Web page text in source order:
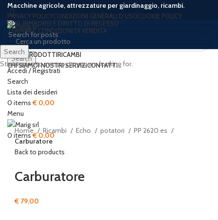
Macchine agricole, attrezzature per giardinaggio, ricambi.
PRIVACY POLICYCONDIZIONI GENERALI D’USOCOOKIE POLICY
RESI, RIMBORSI E DIRITTO DI RECESSO
TERMINI E CONDIZIONI DI VENDITA
Search
Accedi / Registrati
Search
Lista dei desideri
0 items € 0,00
Menu
0 items€0,00
HOME PRODOTTIRICAMBI
CHI SIAMOI NOSTRI SERVIZICONTATTI
Home Ricambi Echo potatori
PP 2620 es
Carburatore
Back to products
Carburatore
€ 79,00
Search
Start typing to see posts you are looking for.